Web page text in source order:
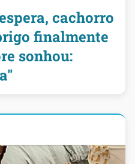
cachorro
finalmente
sonhou: